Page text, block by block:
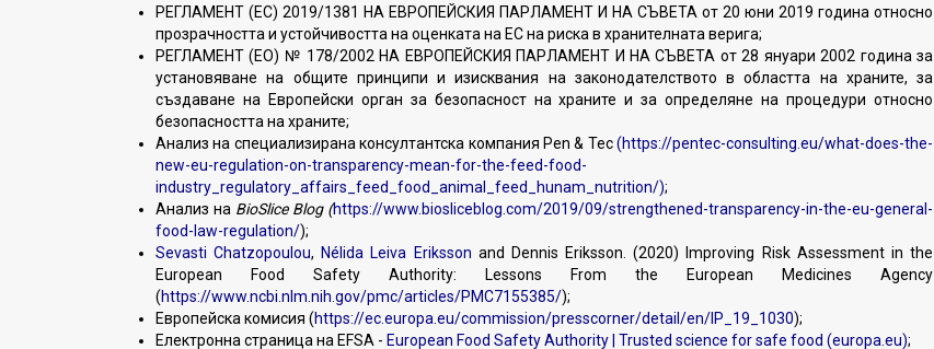
РЕГЛАМЕНТ (ЕС) 2019/1381 НА ЕВРОПЕЙСКИЯ ПАРЛАМЕНТ И НА СЪВЕТА от 20 юни 2019 година относно
прозрачността и устойчивостта на оценката на ЕС на риска в хранителната верига;
РЕГЛАМЕНТ (ЕО) № 178/2002 НА ЕВРОПЕЙСКИЯ ПАРЛАМЕНТ И НА СЪВЕТА от 28 януари 2002 година за
установяване на общите принципи и изисквания на законодателството в областта на храните, за
създаване на Европейски орган за безопасност на храните и за определяне на процедури относно
безопасността на храните;
Анализ на специализирана консултантска компания Pen & Tec(https://pentec-consulting.eu/what-does-the-
new-eu-regulation-on-transparency-mean-for-the-feed-food-
industry_regulatory_affairs_feed_food_animal_feed_hunam_nutrition/);
Анализ на BioSlice Blog (https://www.biosliceblog.com/2019/09/strengthened-transparency-in-the-eu-general-
food-law-regulation/);
Sevasti Chatzopoulou, Nélida Leiva Eriksson and Dennis Eriksson. (2020) Improving Risk Assessment in the
European Food Safety Authority: Lessons From the European Medicines Agency
(https://www.ncbi.nlm.nih.gov/pmc/articles/PMC7155385/);
Европейска комисия (https://ec.europa.eu/commission/presscorner/detail/en/IP_19_1030);
Електронна страница на EFSA - European Food Safety Authority | Trusted science for safe food (europa.eu);